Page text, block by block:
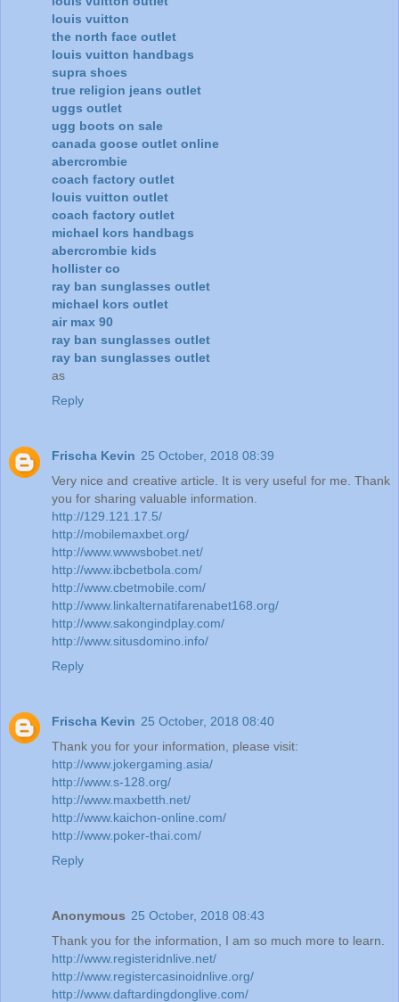
louis vuitton
the north face outlet
louis vuitton handbags
supra shoes
true religion jeans outlet
uggs outlet
ugg boots on sale
canada goose outlet online
abercrombie
coach factory outlet
louis vuitton outlet
coach factory outlet
michael kors handbags
abercrombie kids
hollister co
ray ban sunglasses outlet
michael kors outlet
air max 90
ray ban sunglasses outlet
ray ban sunglasses outlet
as
Reply
Frischa Kevin 25 October, 2018 08:39
Very nice and creative article. It is very useful for me. Thank
you for sharing valuable information.
http://129.121.17.5/
http://mobilemaxbet.org/
http://www.wwwsbobet.net/
http://www.ibcbetbola.com/
http://www.cbetmobile.com/
http://www.linkalternatifarenabet168.org/
http://www.sakongindplay.com/
http://www.situsdomino.info/
Reply
Frischa Kevin 25 October, 2018 08:40
Thank you for your information, please visit:
http://www.jokergaming.asia/
http://www.s-128.org/
http://www.maxbetth.net/
http://www.kaichon-online.com/
http://www.poker-thai.com/
Reply
Anonymous 25 October, 2018 08:43
Thank you for the information, I am so much more to learn.
http://www.registeridnlive.net/
http://www.registercasinoidnlive.org/
http://www.daftardingdonglive.com/